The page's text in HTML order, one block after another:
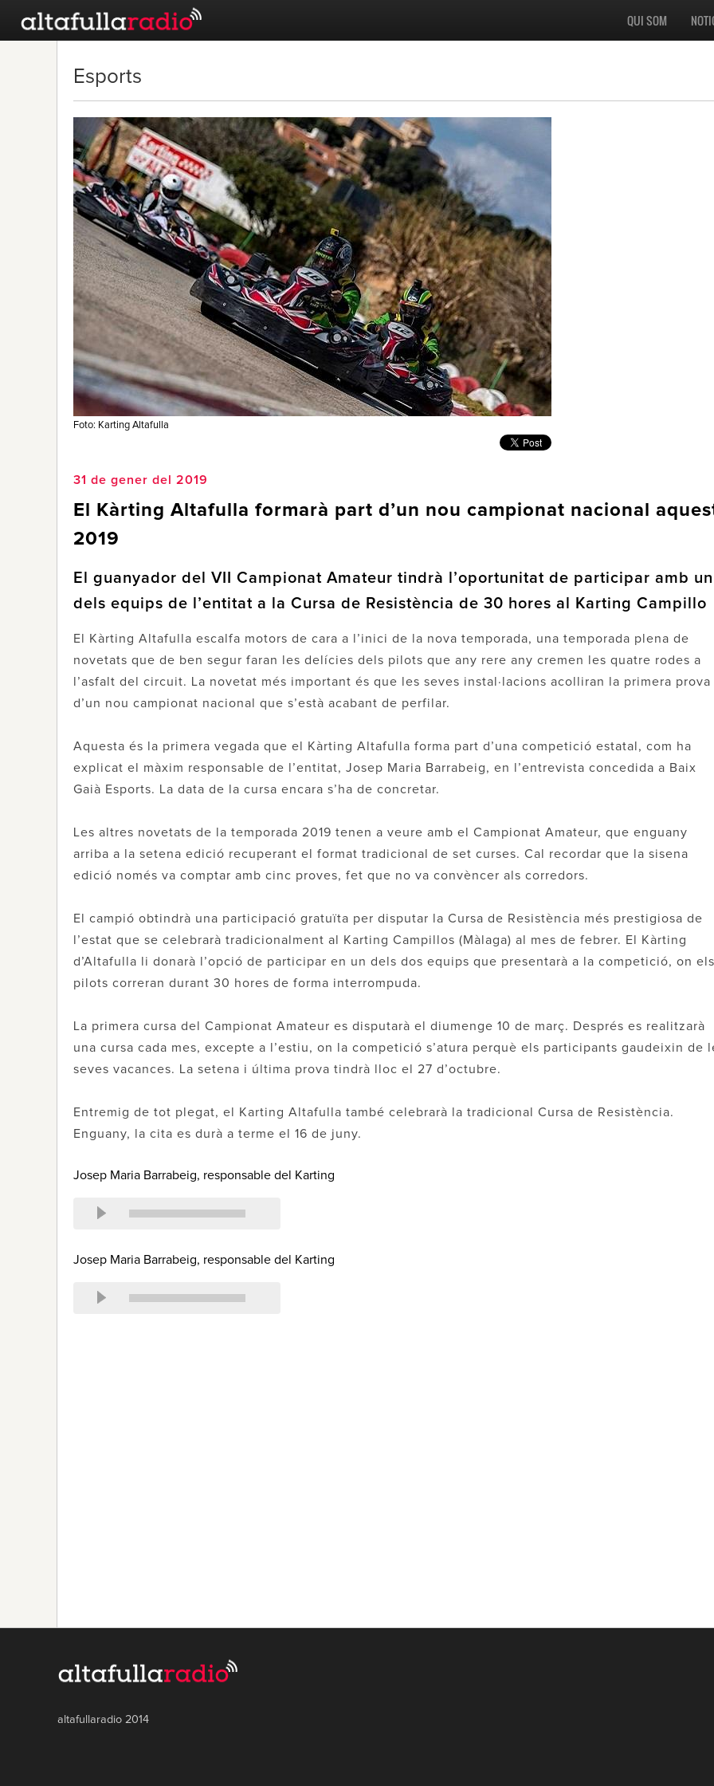
QUI SOM
Esports
Foto: Karting Altafulla
31 de gener del 2019
El Kàrting Altafulla formarà part d’un nou campionat nacional
2019
El guanyador del VII Campionat Amateur tindrà l’oportunitat de participar amb un
dels equips de l’entitat a la Cursa de Resistència de 30 hores al Karting Campillo
El Kàrting Altafulla escalfa motors de cara a l’inici de la nova temporada, una temporada plena de
novetats que de ben segur faran les delícies dels pilots que any rere any cremen les quatre rodes a
l’asfalt del circuit. La novetat més important és que les seves instal·lacions acolliran la primera prova
d’un nou campionat nacional que s’està acabant de perfilar.
Aquesta és la primera vegada que el Kàrting Altafulla forma part d’una competició estatal, com ha
explicat el màxim responsable de l’entitat, Josep Maria Barrabeig, en l’entrevista concedida a Baix
Gaià Esports. La data de la cursa encara s’ha de concretar.
Les altres novetats de la temporada 2019 tenen a veure amb el Campionat Amateur, que enguany
arriba a la setena edició recuperant el format tradicional de set curses. Cal recordar que la sisena
edició només va comptar amb cinc proves, fet que no va convèncer als corredors.
El campió obtindrà una participació gratuïta per disputar la Cursa de Resistència més prestigiosa de
l’estat que se celebrarà tradicionalment al Karting Campillos (Màlaga) al mes de febrer. El Kàrting
d’Altafulla li donarà l’opció de participar en un dels dos equips que presentarà a la competició, on els
pilots correran durant 30 hores de forma interrompuda.
La primera cursa del Campionat Amateur es disputarà el diumenge 10 de març. Després es realitzarà
una cursa cada mes, excepte a l’estiu, on la competició s’atura perquè els participants gaudeixin de
seves vacances. La setena i última prova tindrà lloc el 27 d’octubre.
Entremig de tot plegat, el Karting Altafulla també celebrarà la tradicional Cursa de Resistència.
Enguany, la cita es durà a terme el 16 de juny.
Josep Maria Barrabeig, responsable del Karting
Josep Maria Barrabeig, responsable del Karting
altafullaradio 2014